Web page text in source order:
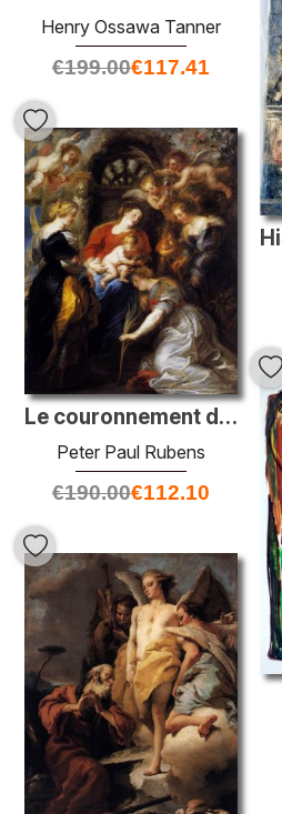
Henry Ossawa Tanner
€199.00€117.41
Le couronnement de St. Catherine
Peter Paul Rubens
€190.00€112.10